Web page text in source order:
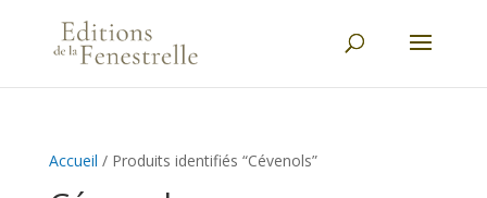
Accueil / Produits identifiés “Cévenols”